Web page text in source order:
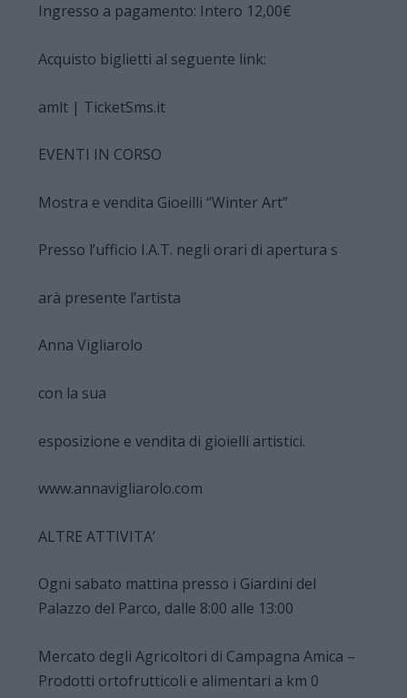
Ingresso a pagamento: Intero 12,00€
Acquisto biglietti al seguente link:
amlt | TicketSms.it
EVENTI IN CORSO
Mostra e vendita Gioeilli “Winter Art”
Presso l’ufficio I.A.T. negli orari di apertura s
arà presente l’artista
Anna Vigliarolo
con la sua
esposizione e vendita di gioielli artistici.
www.annavigliarolo.com
ALTRE ATTIVITA’
Ogni sabato mattina presso i Giardini del
Palazzo del Parco, dalle 8:00 alle 13:00
Mercato degli Agricoltori di Campagna Amica –
Prodotti ortofrutticoli e alimentari a km 0